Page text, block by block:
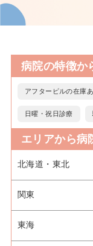
病院の特徴か
アフターピルの在庫
日曜・祝日診療
エリアから病
北海道・東北
関東
東海